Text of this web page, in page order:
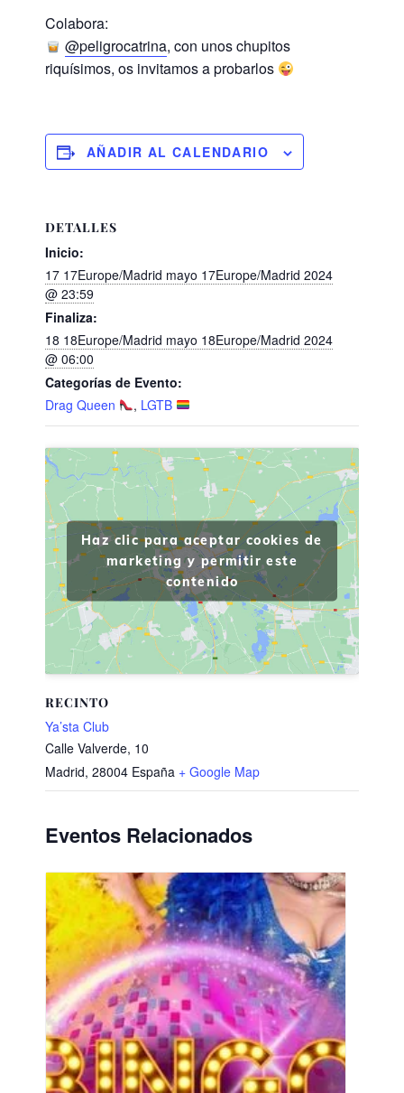
Colabora:
@peligrocatrina, con unos chupitos
riquísimos, os invitamos a probarlos
AÑADIR AL CALENDARIO
DETALLES
Inicio:
17 17Europe/Madrid mayo 17Europe/Madrid 2024
@ 23:59
Finaliza:
18 18Europe/Madrid mayo 18Europe/Madrid 2024
@ 06:00
Categorías de Evento:
Drag Queen
, LGTB
RECINTO
Ya’sta Club
Calle Valverde, 10
Madrid, 28004 España + Google Map
Haz clic para aceptar cookies de
marketing y permitir este
contenido
Eventos Relacionados